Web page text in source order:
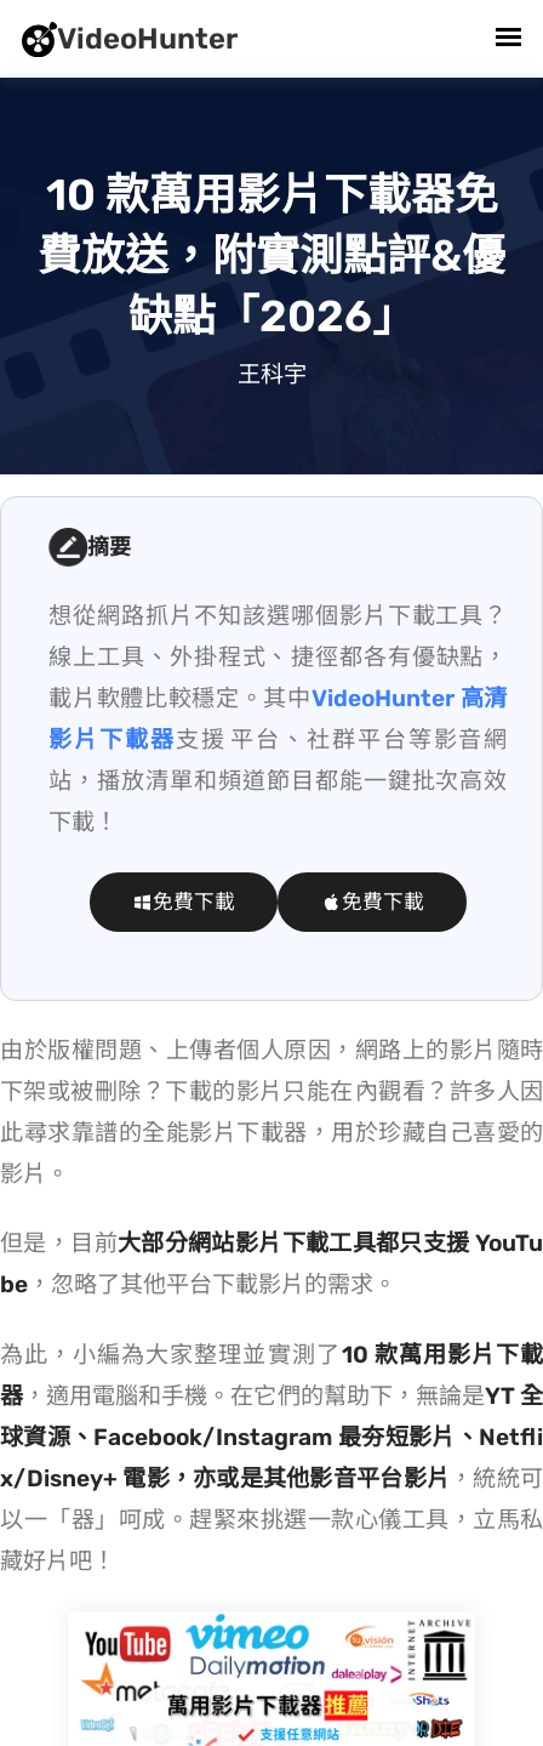
VideoHunter
10 款萬用影片下載器免
費放送，附實測點評&優
缺點「2026」
2026/06/10 . 王科宇
摘要
想從網路抓片不知該選哪個影片下載工具？
線上工具、外掛程式、iOS 捷徑都各有優缺點，
載片軟體比較穩定。其中VideoHunter 高清
影片下載器支援 OTT 平台、社群平台等影音網
站，播放清單和頻道節目都能一鍵批次高效
下載！
免費下載 免費下載
由於版權問題、上傳者個人原因，網路上的影片隨時
下架或被刪除？下載的影片只能在 APP 內觀看？許多人因
此尋求靠譜的全能影片下載器，用於珍藏自己喜愛的
影片。
但是，目前大部分網站影片下載工具都只支援 YouTu
be ，忽略了其他平台下載影片的需求。
為此，小編為大家整理並實測了10 款萬用影片下載
器 ，適用電腦和手機。在它們的幫助下，無論是YT 全
球資源、Facebook/Instagram 最夯短影片、Netfli
x/Disney+ 電影，亦或是其他影音平台影片 ，統統可
以一「器」呵成。趕緊來挑選一款心儀工具，立馬私
藏好片吧！